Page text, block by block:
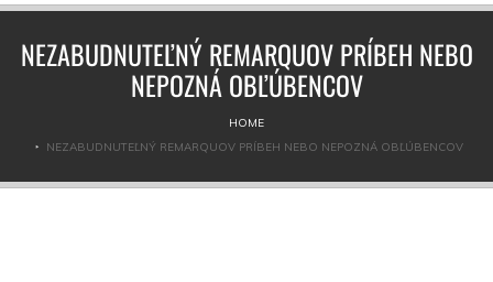
NEZABUDNUTEĽNÝ REMARQUOV PRÍBEH NEBO
NEPOZNÁ OBĽÚBENCOV
HOME
NEZABUDNUTEĽNÝ REMARQUOV PRÍBEH NEBO NEPOZNÁ OBĽÚBENCOV